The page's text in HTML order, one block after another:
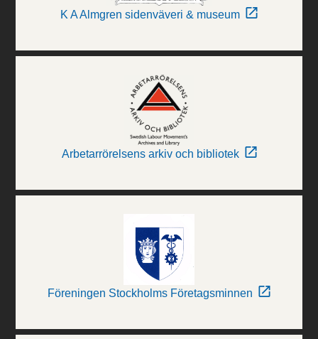
K A Almgren sidenväveri & museum
Arbetarrörelsens arkiv och bibliotek
Föreningen Stockholms Företagsminnen